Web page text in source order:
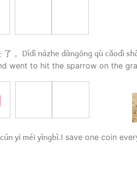
。 Dìdì názhe dàngōng qù cǎodì
went to hit the sparrow on the
yī méi yìngbì.I save one coin